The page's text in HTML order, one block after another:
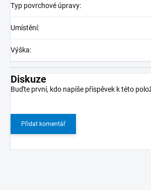
Typ povrchové úpravy:
Umístění:
Výška:
Diskuze
Buďte první, kdo napíše příspěvek k této
Přidat komentář